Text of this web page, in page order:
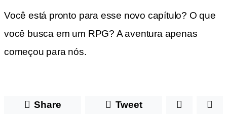
Você está pronto para esse novo capítulo? O que
você busca em um RPG? A aventura apenas
começou para nós.
Share Tweet